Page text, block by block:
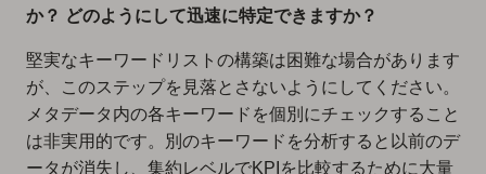
か？ どのようにして迅速に特定できますか？
堅実なキーワードリストの構築は困難な場合があります
が、このステップを見落とさないようにしてください。
メタデータ内の各キーワードを個別にチェックすること
は非実用的です。別のキーワードを分析すると以前のデ
ータが消失し、集約レベルでKPIを比較するために大量